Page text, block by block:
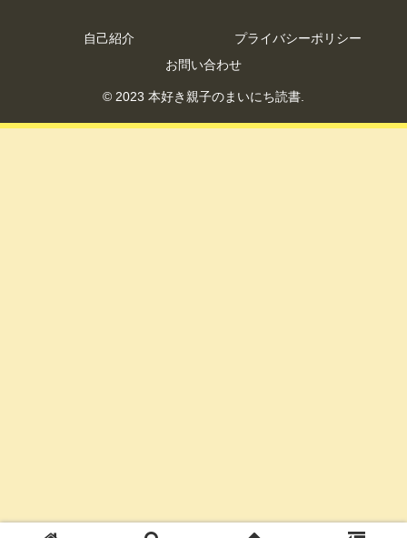
自己紹介
プライバシーポリシー
お問い合わせ
© 2023 本好き親子のまいにち読書.